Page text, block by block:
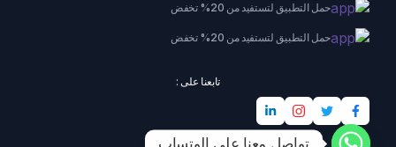
حمل التطبيق لتستفيد من 20% تخفض
حمل التطبيق لتستفيد من 20% تخفض
تابعنا على :
تواصل معنا على الوتساب